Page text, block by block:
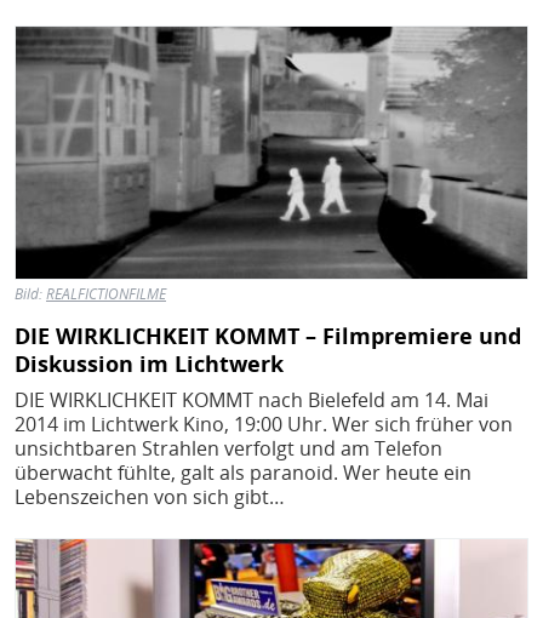
Bild
Bild:REALFICTIONFILME
DIE WIRKLICHKEIT KOMMT – Filmpremiere und
Diskussion im Lichtwerk
DIE WIRKLICHKEIT KOMMT nach Bielefeld am 14. Mai
2014 im Lichtwerk Kino, 19:00 Uhr. Wer sich früher von
unsichtbaren Strahlen verfolgt und am Telefon
überwacht fühlte, galt als paranoid. Wer heute ein
Lebenszeichen von sich gibt…
Bild